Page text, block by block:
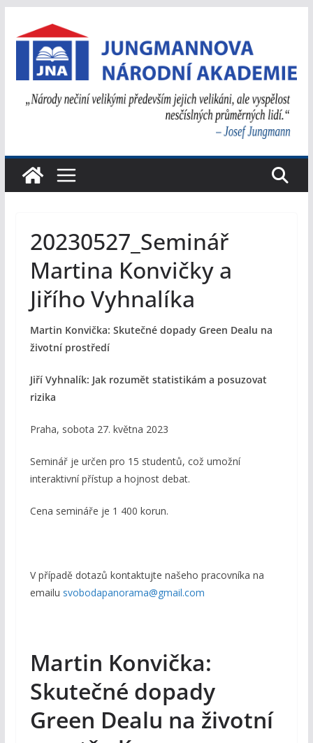
na
obsah
20230527_Seminář
Martina Konvičky a
Jiřího Vyhnalíka
Martin Konvička: Skutečné dopady Green Dealu na
životní prostředí
Jiří Vyhnalík: Jak rozumět statistikám a posuzovat
rizika
Praha, sobota 27. května 2023
Seminář je určen pro 15 studentů, což umožní
interaktivní přístup a hojnost debat.
Cena semináře je 1 400 korun.
V případě dotazů kontaktujte našeho pracovníka na
emailu svobodapanorama@gmail.com
Martin Konvička:
Skutečné dopady
Green Dealu na životní